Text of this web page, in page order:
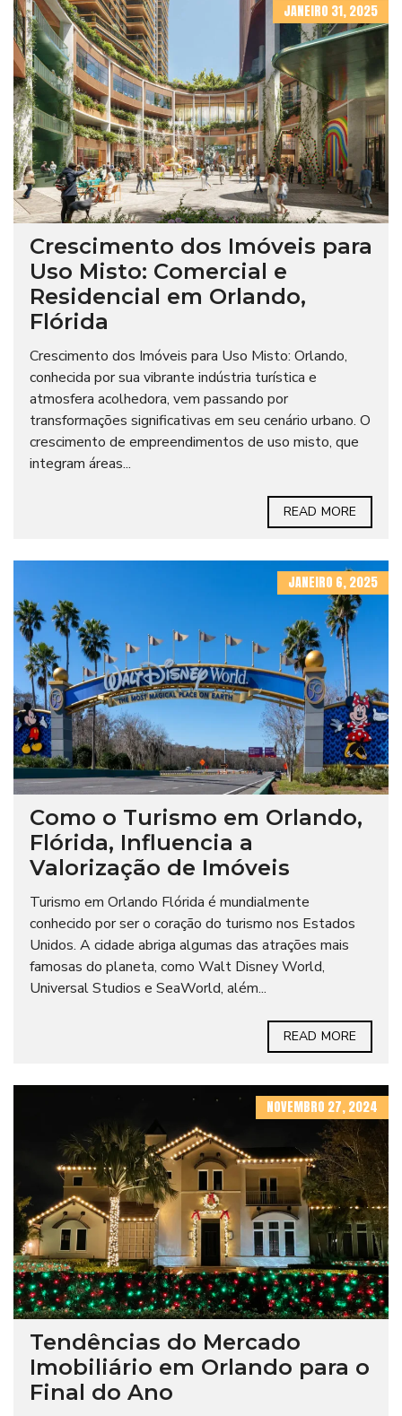
JANEIRO 31, 2025
Crescimento dos Imóveis para
Uso Misto: Comercial e
Residencial em Orlando,
Flórida
Crescimento dos Imóveis para Uso Misto: Orlando,
conhecida por sua vibrante indústria turística e
atmosfera acolhedora, vem passando por
transformações significativas em seu cenário urbano. O
crescimento de empreendimentos de uso misto, que
integram áreas...
READ MORE
JANEIRO 6, 2025
Como o Turismo em Orlando,
Flórida, Influencia a
Valorização de Imóveis
Turismo em Orlando Flórida é mundialmente
conhecido por ser o coração do turismo nos Estados
Unidos. A cidade abriga algumas das atrações mais
famosas do planeta, como Walt Disney World,
Universal Studios e SeaWorld, além...
READ MORE
NOVEMBRO 27, 2024
Tendências do Mercado
Imobiliário em Orlando para o
Final do Ano